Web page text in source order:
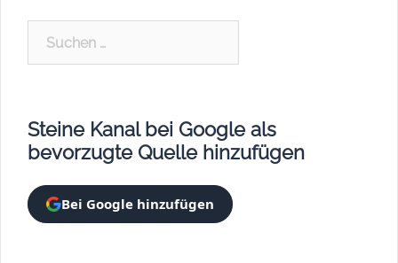
Steine Kanal bei Google als
bevorzugte Quelle hinzufügen
Bei Google hinzufügen